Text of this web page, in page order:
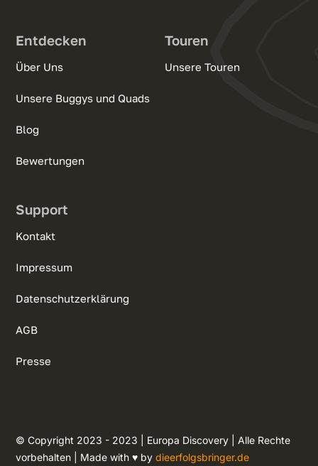
Entdecken
Über Uns
Unsere Buggys und Quads
Blog
Bewertungen
Touren
Unsere Touren
Support
Kontakt
Impressum
Datenschutzerklärung
AGB
Presse
© Copyright 2023 - 2023 | Europa Discovery | Alle Rechte
vorbehalten | Made with ♥ bydieerfolgsbringer.de